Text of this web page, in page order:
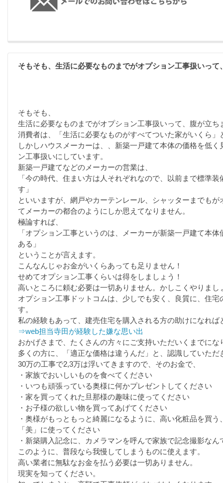
そもそも、生活に必要なものまでがオプション工事扱いって
そもそも、
生活に必要なものまでがオプション工事扱いって、腹が立ち
消費者は、「生活に必要なものがすべてついた家がいくら
しかしハウスメーカーは、、新築一戸建て本体の価格を低
ン工事扱いにしています。
新築一戸建てなどのメーカーの営業は、
「今の時代、住まい方は人それぞれなので、以前まで標準
す」
といいますが、網戸やカーテンレール、シャッターまでも
てメーカーの都合のようにしか思えてなりません。
極論すれば、
「オプション工事というのは、メーカーが新築一戸建て本
ある」
ということが言えます。
こんなんじゃお金がいくらあっても足りません！
せめてオプション工事くらいは得をしましょう！
高いところに頼む必要は一切ありません。かしこくやりまし
オプション工事ドットコムは、少しでも安く、良質に、住
す。
私の経験もあって、建売住宅を購入される方の助けになれ
⇒web担当寺田が経験した嫌な思い出
おかげさまで、たくさんの方々にご支持いただいくまでにな
多くの方に、「適正な価格は違うんだ」と、認識していただ
30万の工事で2,3万は浮いてきますので、そのお金で、
・家族でおいしいものを食べてください
・いつも頑張っている奥様に何かプレゼントしてください
・家を買ってくれた旦那様の趣味に使ってください
・お子様の欲しい物を買ってあげてください
・奥様がもっともっと綺麗になるように、高い化粧品を買
「美」に使ってください
・新築購入記念に、カメラマンを呼んで家族で記念撮影なん
このように、普段なら我慢してしまうものに使えます。
高い業者に無駄なお金を払う必要は一切ありません。
現実を知ってください。